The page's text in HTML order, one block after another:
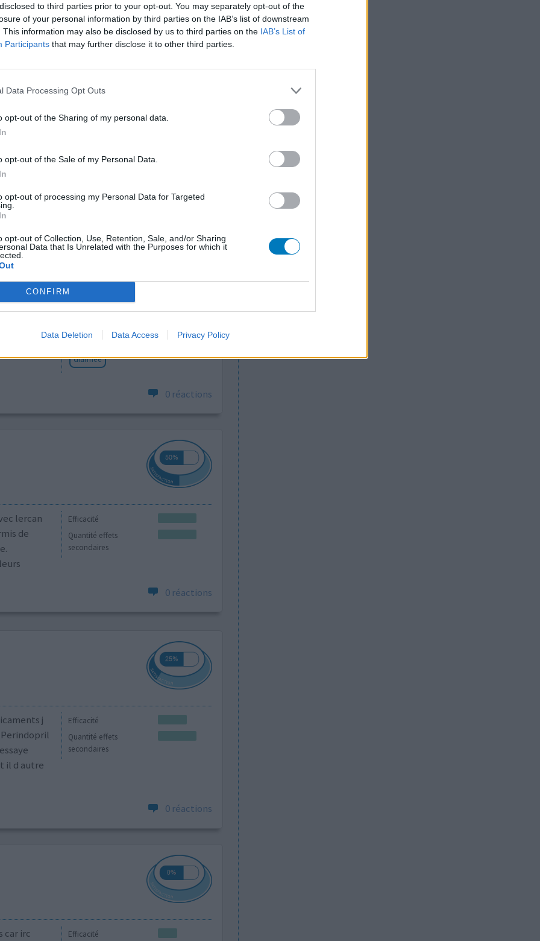
to third parties prior to your opt-out. You may separately opt-out of the
of your personal information by third parties on the IAB’s list of downstream
This information may also be disclosed by us to third parties on the IAB’s List of
Participants that may further disclose it to other third parties.
Data Processing Opt Outs
opt-out of the Sharing of my personal data.
opt-out of the Sale of my Personal Data.
opt-out of processing my Personal Data for Targeted
opt-out of Collection, Use, Retention, Sale, and/or Sharing
Data that Is Unrelated with the Purposes for which it
CONFIRM
Data Deletion Data Access Privacy Policy
Efficacité
Quantité effets
insomnie
et
et que
Quantité effets
secondaires
maux de tête sévères
vertiges
diarrhée
0 réactions
Efficacité
Quantité effets
secondaires
lercan
de
0 réactions
Efficacité
Quantité effets
secondaires
j
il d autre
0 réactions
Efficacité
car irc